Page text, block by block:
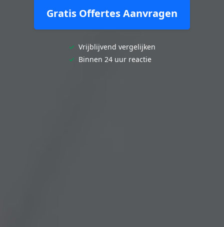
Gratis Offertes Aanvragen
✓ Vrijblijvend vergelijken
✓ Binnen 24 uur reactie